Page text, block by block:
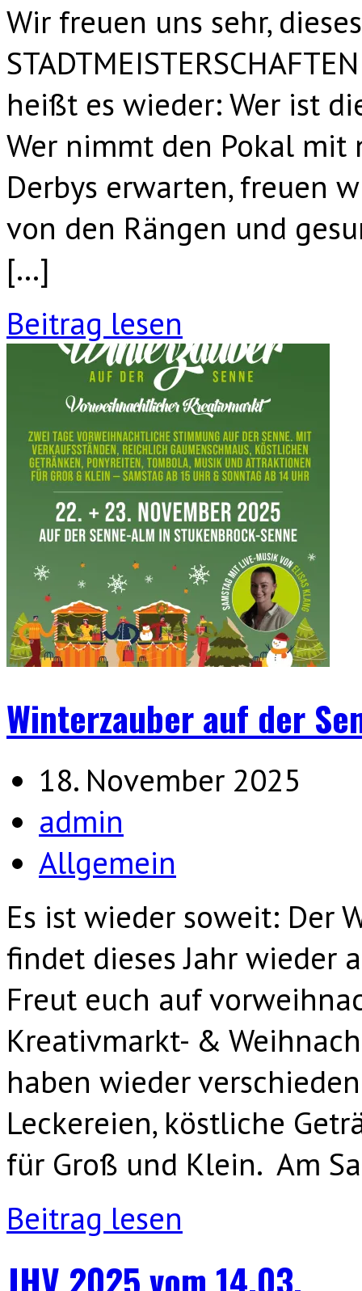
Wir freuen uns sehr,
heißt es wieder: Wer ist
Wer nimmt den Pokal mit
Derbys erwarten, freuen
von den Rängen und
[…]
Beitrag lesen
Winterzauber auf der
18. November 2025
admin
Allgemein
Es ist wieder soweit: Der
findet dieses Jahr wieder
Freut euch auf
Kreativmarkt- &
haben wieder
Leckereien, köstliche
für Groß und Klein. Am
Beitrag lesen
JHV 2025 vom 14.03.